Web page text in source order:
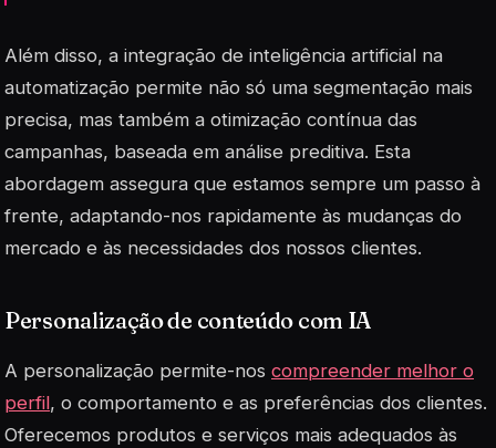
Além disso, a integração de inteligência artificial na
automatização permite não só uma segmentação mais
precisa, mas também a otimização contínua das
campanhas, baseada em análise preditiva. Esta
abordagem assegura que estamos sempre um passo à
frente, adaptando-nos rapidamente às mudanças do
mercado e às necessidades dos nossos clientes.
Personalização de conteúdo com IA
A personalização permite-nos compreender melhor o
perfil, o comportamento e as preferências dos clientes.
Oferecemos produtos e serviços mais adequados às